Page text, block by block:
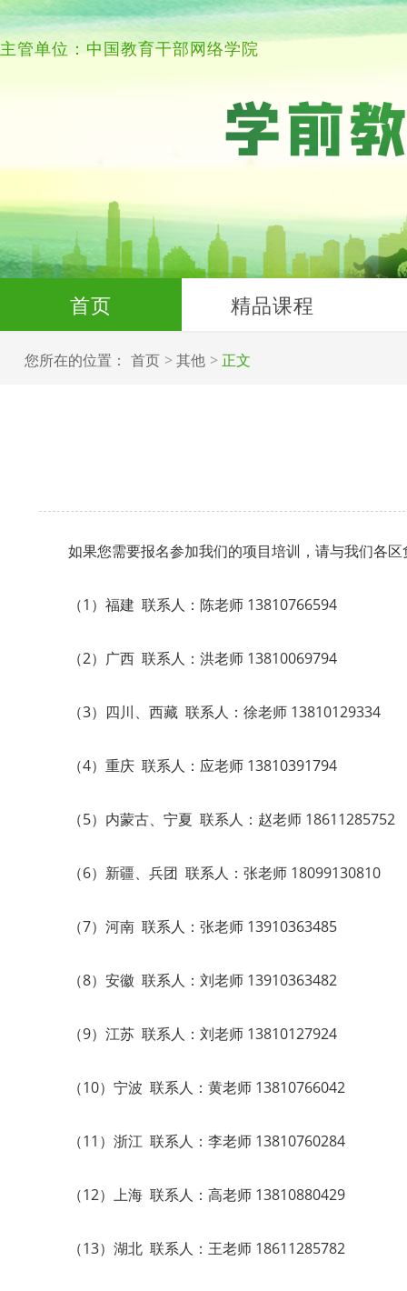
主管单位：中国教育干部网络学院
首页 精品课程
您所在的位置： 首页 其他 正文
如果您需要报名参加我们的项目培训，请与我们各
（1）福建 联系人：陈老师 13810766594
（2）广西 联系人：洪老师 13810069794
（3）四川、西藏 联系人：徐老师 13810129334
（4）重庆 联系人：应老师 13810391794
（5）内蒙古、宁夏 联系人：赵老师 18611285752
（6）新疆、兵团 联系人：张老师 18099130810
（7）河南 联系人：张老师 13910363485
（8）安徽 联系人：刘老师 13910363482
（9）江苏 联系人：刘老师 13810127924
（10）宁波 联系人：黄老师 13810766042
（11）浙江 联系人：李老师 13810760284
（12）上海 联系人：高老师 13810880429
（13）湖北 联系人：王老师 18611285782